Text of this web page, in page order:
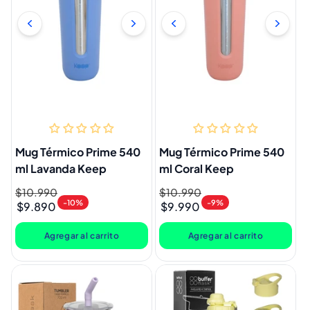
Mug Térmico Prime 540
ml Lavanda Keep
Precio
habitual
$10.990
Precio
de
oferta
$9.890 -10%
Agregar al carrito
Mug Térmico Prime 540
ml Coral Keep
Precio
habitual
$10.990
Precio
de
oferta
$9.990 -9%
Agregar al carrito